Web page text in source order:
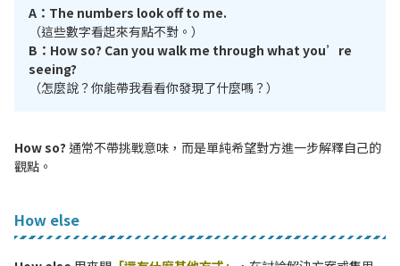
A：The numbers look off to me.
（這些數字看起來有點不對。）
B：How so? Can you walk me through what you’re
seeing?
（怎麼說？你能帶我看看你發現了什麼嗎？）
How so? 通常不帶挑戰意味，而是單純希望對方進一步解釋自己的
觀點。
How else